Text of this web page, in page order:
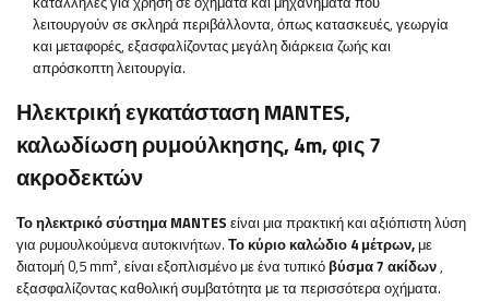
λειτουργούν σε σκληρά περιβάλλοντα, όπως κατασκευές, γεωργία
και μεταφορές, εξασφαλίζοντας μεγάλη διάρκεια ζωής και
απρόσκοπτη λειτουργία.
Ηλεκτρική εγκατάσταση MANTES,
καλωδίωση ρυμούλκησης, 4m, φις 7
ακροδεκτών
Το ηλεκτρικό σύστημα MANTES είναι μια πρακτική και αξιόπιστη λύση
για ρυμουλκούμενα αυτοκινήτων. Το κύριο καλώδιο 4 μέτρων,με
διατομή 0,5 mm², είναι εξοπλισμένο με ένα τυπικό βύσμα 7 ακίδων,
εξασφαλίζοντας καθολική συμβατότητα με τα περισσότερα οχήματα.